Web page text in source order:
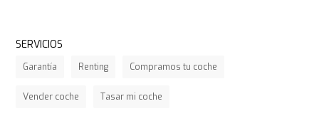
SERVICIOS
Garantía Renting Compramos tu coche
Vender coche Tasar mi coche